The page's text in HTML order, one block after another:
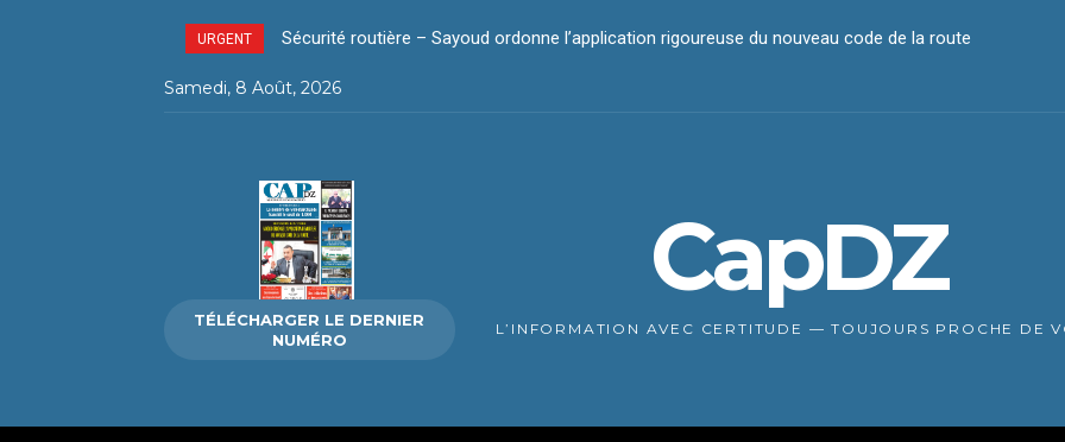
URGENT Sécurité routière – Sayoud ordonne l’application rigoureuse du nouveau code de la route
La révolution silencieuse du paiement électronique
Samedi, 8 Août, 2026
TÉLÉCHARGER LE DERNIER
NUMÉRO
CapDZ
L’INFORMATION AVEC CERTITUDE — TOUJOURS PROCHE DE